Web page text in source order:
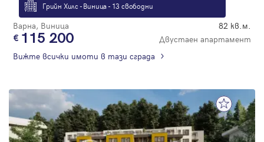
Грийн Хилс - Виница - 13 свободни
Варна, Виница 82 кв.м.
115 200
Двустаен апартамент
Вижте всички имоти в тази сграда